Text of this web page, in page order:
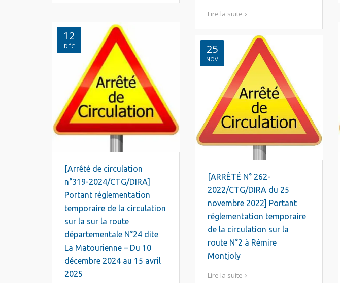
Lire la suite
12
DÉC
[Arrêté de circulation
n°319-2024/CTG/DIRA]
Portant réglementation
temporaire de la circulation
sur la sur la route
départementale N°24 dite
La Matourienne – Du 10
décembre 2024 au 15 avril
2025
25
NOV
[ARRÊTÉ N° 262-
2022/CTG/DIRA du 25
novembre 2022] Portant
réglementation temporaire
de la circulation sur la
route N°2 à Rémire
Montjoly
Lire la suite